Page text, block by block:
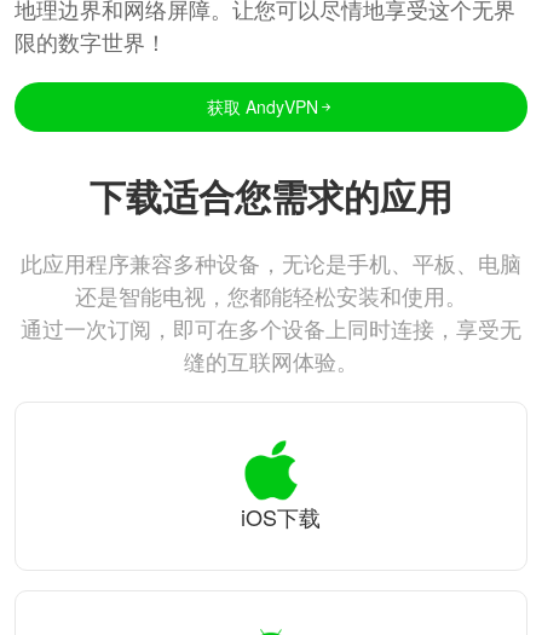
地理边界和网络屏障。让您可以尽情地享受这个无界
限的数字世界！
获取 AndyVPN
下载适合您需求的应用
此应用程序兼容多种设备，无论是手机、平板、电脑
还是智能电视，您都能轻松安装和使用。
通过一次订阅，即可在多个设备上同时连接，享受无
缝的互联网体验。
iOS下载